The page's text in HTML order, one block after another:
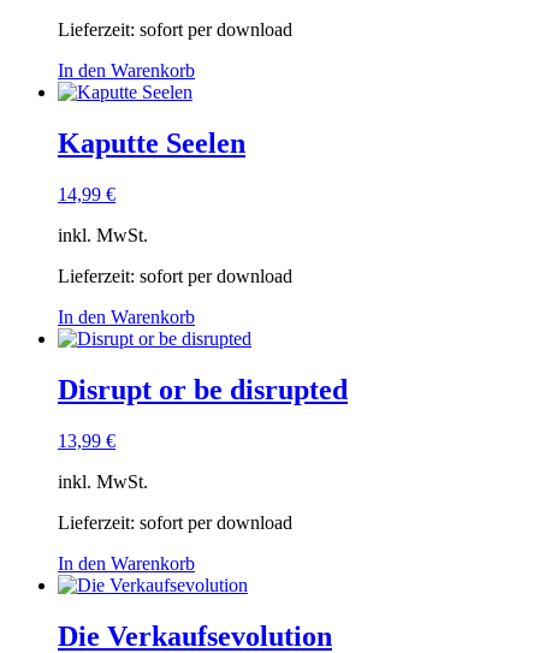
Lieferzeit: sofort per download
In den Warenkorb
Kaputte Seelen
14,99 €
inkl. MwSt.
Lieferzeit: sofort per download
In den Warenkorb
Disrupt or be disrupted
13,99 €
inkl. MwSt.
Lieferzeit: sofort per download
In den Warenkorb
Die Verkaufsevolution